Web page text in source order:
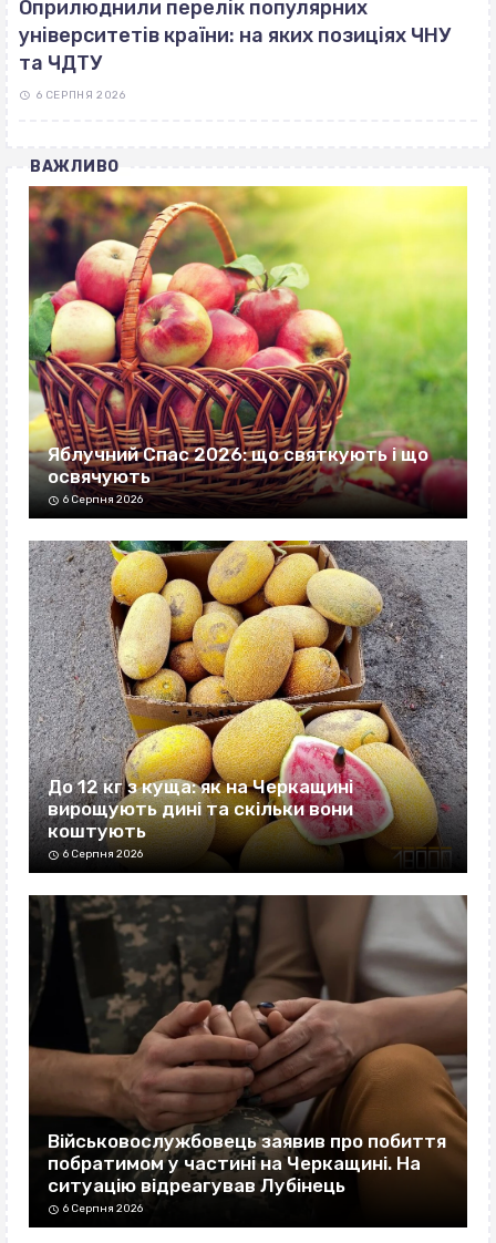
Оприлюднили перелік популярних
університетів країни: на яких позиціях ЧНУ
та ЧДТУ
6 СЕРПНЯ 2026
ВАЖЛИВО
Яблучний Спас 2026: що святкують і що
освячують
6 Серпня 2026
До 12 кг з куща: як на Черкащині
вирощують дині та скільки вони
коштують
6 Серпня 2026
Військовослужбовець заявив про побиття
побратимом у частині на Черкащині. На
ситуацію відреагував Лубінець
6 Серпня 2026